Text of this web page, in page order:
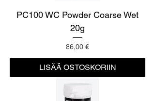
PC100 WC Powder Coarse Wet
20g
Hinta
86,00 €
LISÄÄ OSTOSKORIIN